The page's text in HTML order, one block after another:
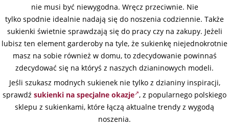
nie musi być niewygodna. Wręcz przeciwnie. Nie
tylko spodnie idealnie nadają się do noszenia codziennie. Także
sukienki świetnie sprawdzają się do pracy czy na zakupy. Jeżeli
lubisz ten element garderoby na tyle, że sukienkę niejednokrotnie
masz na sobie również w domu, to zdecydowanie powinnaś
zdecydować się na któryś z naszych dzianinowych modeli.
Jeśli szukasz modnych sukienek nie tylko z dzianiny inspiracji,
sprawdź sukienki na specjalne okazje , z popularnego polskiego
sklepu z sukienkami, które łączą aktualne trendy z wygodą
noszenia.